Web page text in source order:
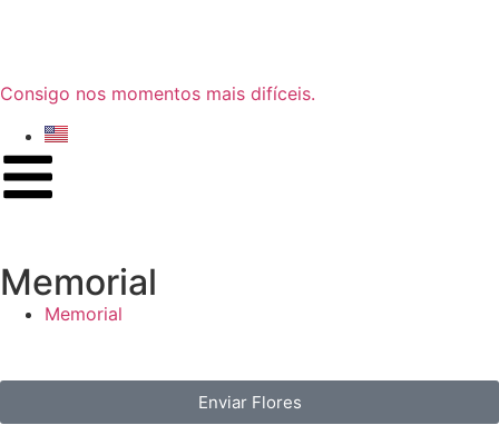
Consigo nos momentos mais difíceis.
Memorial
Memorial
Enviar Flores